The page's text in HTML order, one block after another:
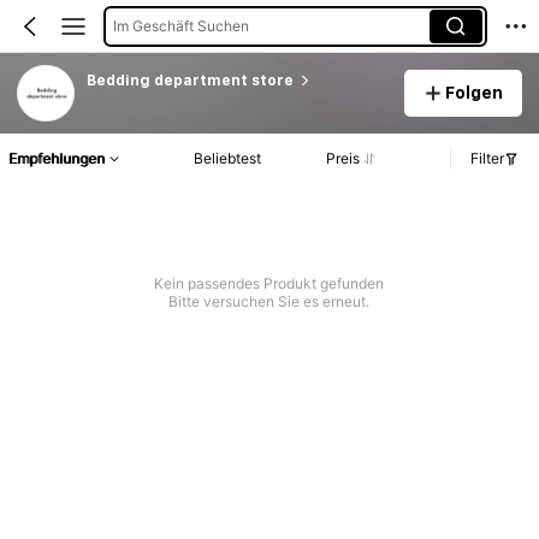
Im Geschäft Suchen
Bedding department store
Folgen
Empfehlungen Beliebtest Preis Filter
Kein passendes Produkt gefunden
Bitte versuchen Sie es erneut.